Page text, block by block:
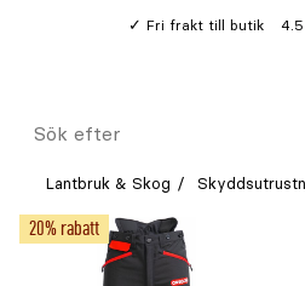
Fri frakt till butik 4.5
Meny
Sök
Lantbruk & Skog
20% rabatt